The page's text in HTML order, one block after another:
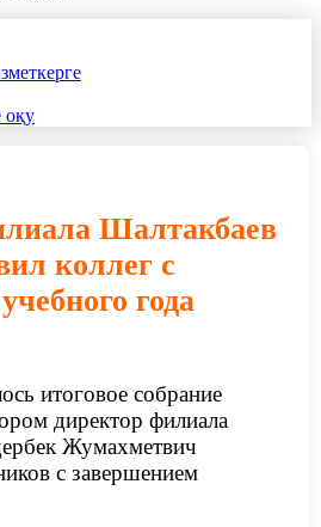
оқу
Шалтакбаев
коллег с
года
итоговое собрание
директор филиала
Жумахметвич
с завершением